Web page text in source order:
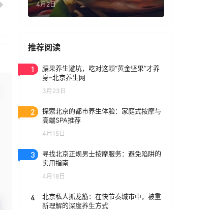
4月2日
推荐阅读
1
腰果养生避坑，吃对这颗“黄金坚果”才养
身–北京养生网
3月23日
2
探索北京的都市养生体验：家庭式按摩与
高端SPA推荐
4月15日
3
寻找北京正规男士按摩服务：避免陷阱的
实用指南
4月18日
4
北京私人抓龙筋：在快节奏城市中，被重
新理解的深度养生方式